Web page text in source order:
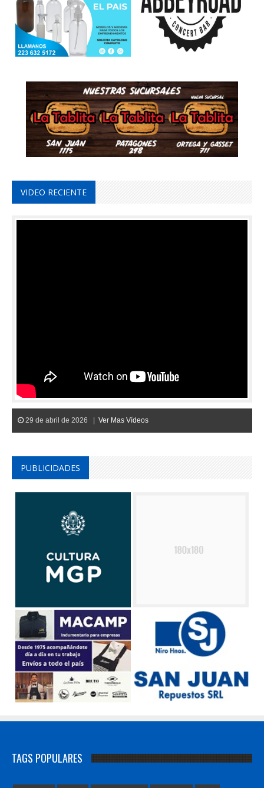
VIDEO RECIENTE
29 de abril de 2026 | Ver Mas Vídeos
PUBLICIDADES
TAGS POPULARES